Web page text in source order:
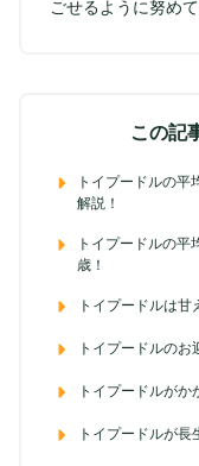
ごせるように努めて
この記
トイプードルの平
解説！
トイプードルの
歳！
トイプードルは甘
トイプードルの
トイプードルが
トイプードルが長